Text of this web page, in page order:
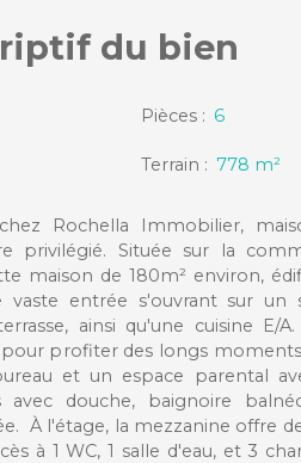
du bien
Pièces : 6
Terrain : 778 m²
Rochella Immobilier,
privilégié. Située sur la
maison de 180m² environ,
vaste entrée s'ouvrant sur un
ainsi qu'une cuisine E/
profiter des longs
et un espace parental
douche, baignoire
À l'étage, la mezzanine offre
à 1 WC, 1 salle d'eau, et 3